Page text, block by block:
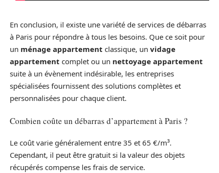
En conclusion, il existe une variété de services de débarras
à Paris pour répondre à tous les besoins. Que ce soit pour
un ménage appartement classique, un vidage
appartement complet ou un nettoyage appartement
suite à un évènement indésirable, les entreprises
spécialisées fournissent des solutions complètes et
personnalisées pour chaque client.
Combien coûte un débarras d’appartement à Paris ?
Le coût varie généralement entre 35 et 65 €/m³.
Cependant, il peut être gratuit si la valeur des objets
récupérés compense les frais de service.